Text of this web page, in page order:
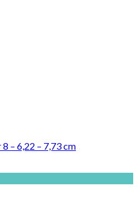
– 6,22 – 7,73 cm